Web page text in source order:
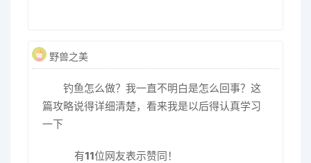
野兽之美
钓鱼怎么做？我一直不明白是怎么回事？这
篇攻略说得详细清楚，看来我是以后得认真学习
一下
有11位网友表示赞同！